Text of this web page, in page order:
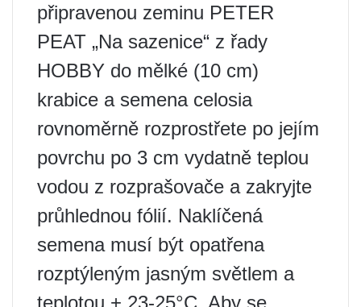
připravenou zeminu PETER
PEAT „Na sazenice“ z řady
HOBBY do mělké (10 cm)
krabice a semena celosia
rovnoměrně rozprostřete po jejím
povrchu po 3 cm vydatně teplou
vodou z rozprašovače a zakryjte
průhlednou fólií. Naklíčená
semena musí být opatřena
rozptýleným jasným světlem a
teplotou + 23-25°C. Aby se